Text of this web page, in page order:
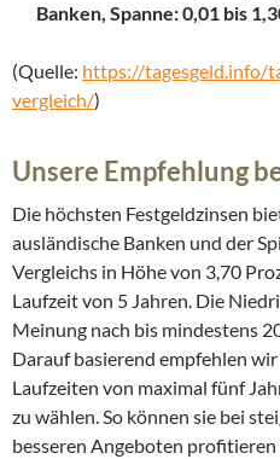
Banken, Spanne: 0,01 bis
(Quelle: https://tagesgeld.info/
vergleich/)
Unsere Empfehlung
Die höchsten Festgeldzinsen
ausländische Banken und der
Vergleichs in Höhe von 3,70
Laufzeit von 5 Jahren. Die
Meinung nach bis mindestens
Darauf basierend empfehlen
Laufzeiten von maximal fünf
zu wählen. So können sie bei
besseren Angeboten